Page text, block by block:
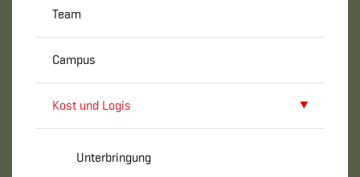
Team
Campus
Kost und Logis
Unterbringung